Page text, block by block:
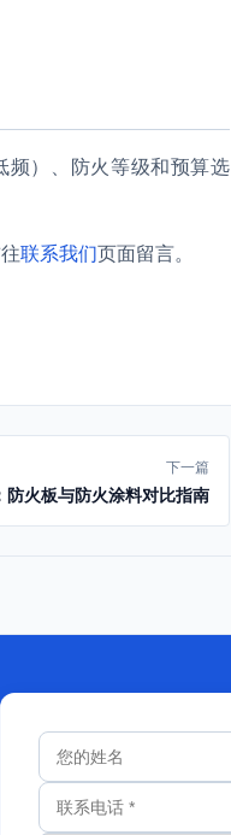
频）、防火等级和预算选
联系我们页面留言。
下一篇
防火板与防火涂料对比指南